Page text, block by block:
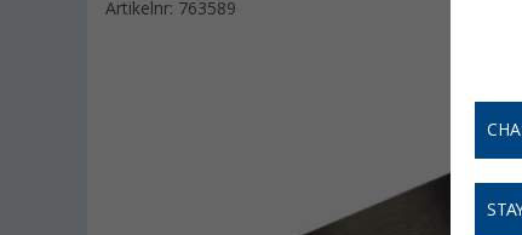
Artikelnr: 763589